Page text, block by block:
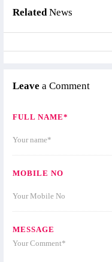
Related News
Leave a Comment
FULL NAME*
MOBILE NO
MESSAGE